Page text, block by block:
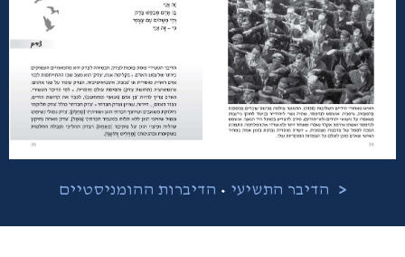
< הדיבר התשיעי • הדיברות ההומניסטיים